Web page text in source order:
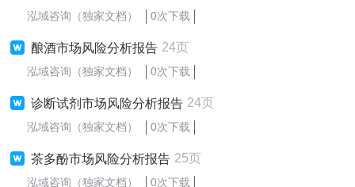
泓域咨询（独家文档） 0次下载
酿酒市场风险分析报告 24页
泓域咨询（独家文档） 0次下载
诊断试剂市场风险分析报告 24页
泓域咨询（独家文档） 0次下载
茶多酚市场风险分析报告 25页
泓域咨询（独家文档） 0次下载